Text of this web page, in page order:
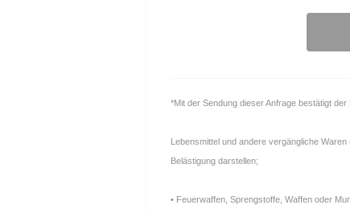
*Mit der Sendung dieser Anfrage bestätigt
Lebensmittel und andere vergängliche
Belästigung darstellen;
• Feuerwaffen, Sprengstoffe, Waffen oder